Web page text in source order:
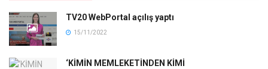
TV20 WebPortal açılış yaptı
15/11/2022
‘KİMİN MEMLEKETİNDEN KİMİ